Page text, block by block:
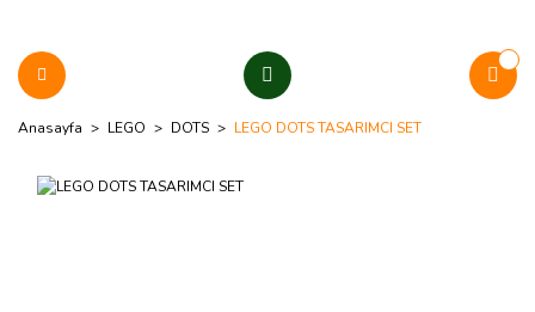
Anasayfa LEGO DOTS LEGO DOTS TASARIMCI SET